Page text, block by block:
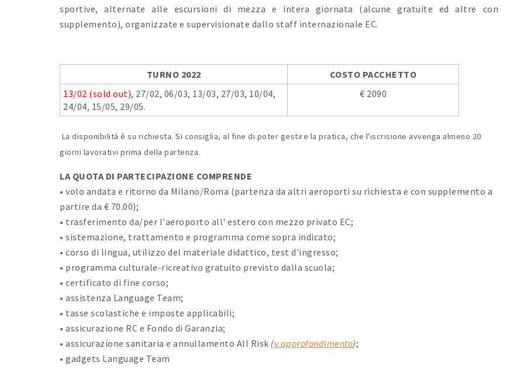
sportive, alternate alle escursioni di mezza e intera giornata (alcune gratuite ed altre con
supplemento), organizzate e supervisionate dallo staff internazionale EC.
TURNO 2022
COSTO PACCHETTO
13/02 (sold out), 27/02, 06/03, 13/03, 27/03, 10/04,
24/04, 15/05, 29/05.
€ 2090
La disponibilità è su richiesta. Si consiglia, al fine di poter gestire la pratica, che l'iscrisione avvenga almeno 20
giorni lavorativi prima della partenza.
LA QUOTA DI PARTECIPAZIONE COMPRENDE
• volo andata e ritorno da Milano/Roma (partenza da altri aeroporti su richiesta e con supplemento a
partire da € 70.00);
• trasferimento da/per l'aeroporto all' estero con mezzo privato EC;
• sistemazione, trattamento e programma come sopra indicato;
• corso di lingua, utilizzo del materiale didattico, test d'ingresso;
• programma culturale-ricreativo gratuito previsto dalla scuola;
• certificato di fine corso;
• assistenza Language Team;
• tasse scolastiche e imposte applicabili;
• assicurazione RC e Fondo di Garanzia;
• assicurazione sanitaria e annullamento All Risk (v.approfondimento);
• gadgets Language Team